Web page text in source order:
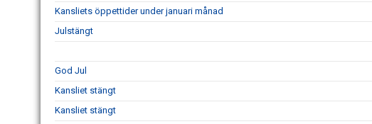
Kansliets öppettider under januari månad
Julstängt
God Jul
Kansliet stängt
Kansliet stängt